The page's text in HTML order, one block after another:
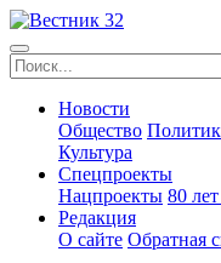
Новости
Общество
Культура
Спецпроекты
Нацпроекты 80
Редакция
О сайте Обратная